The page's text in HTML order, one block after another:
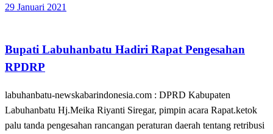
Posted
29 Januari 2021
Bupati Labuhanbatu Hadiri Rapat Pengesahan
RPDRP
labuhanbatu-newskabarindonesia.com : DPRD Kabupaten
Labuhanbatu Hj.Meika Riyanti Siregar, pimpin acara Rapat.ketok
palu tanda pengesahan rancangan peraturan daerah tentang retribusi